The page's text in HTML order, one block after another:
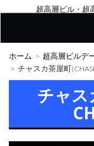
超高層ビル・超
ホーム 超高層ビルデ
チャスカ茶屋町
チャス